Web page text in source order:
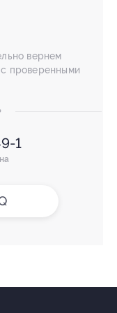
вернем
проверенными
1